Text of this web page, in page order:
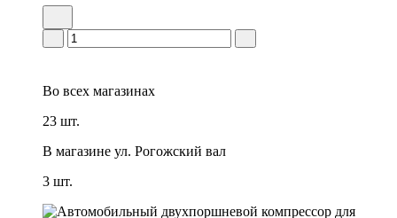
Во всех магазинах
23 шт.
В магазине ул. Рогожский вал
3 шт.